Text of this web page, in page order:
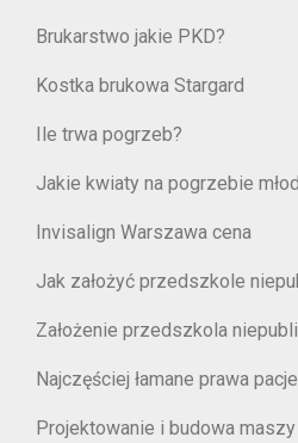
Brukarstwo jakie PKD?
Kostka brukowa Stargard
Ile trwa pogrzeb?
Jakie kwiaty na pogrzebie
Invisalign Warszawa cena
Jak założyć przedszkole
Założenie przedszkola
Najczęściej łamane prawa
Projektowanie i budowa maszy